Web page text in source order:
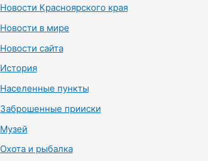
Новости Красноярского края
Новости в мире
Новости сайта
История
Населенные пункты
Заброшенные прииски
Музей
Охота и рыбалка